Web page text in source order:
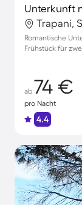
Trapani,
Romantische
Frühstück für
ab 74 €
pro Nacht
4.4